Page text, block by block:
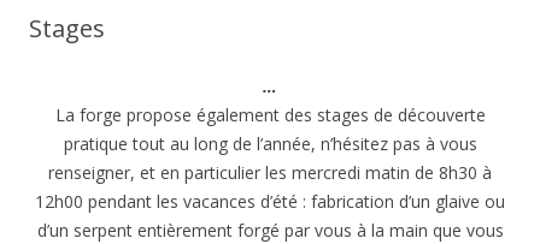
Stages
…
La forge propose également des stages de découverte
pratique tout au long de l’année, n’hésitez pas à vous
renseigner, et en particulier les mercredi matin de 8h30 à
12h00 pendant les vacances d’été : fabrication d’un glaive ou
d’un serpent entièrement forgé par vous à la main que vous